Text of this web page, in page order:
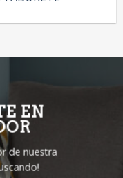
EN
de nuestra